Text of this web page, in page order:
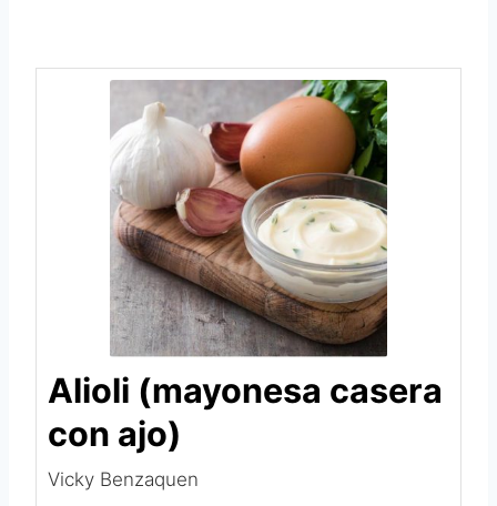
Alioli (mayonesa casera
con ajo)
Vicky Benzaquen‎